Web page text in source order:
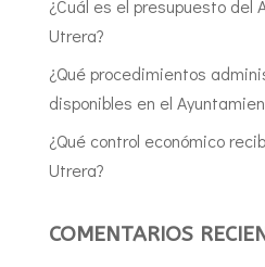
¿Cuál es el presupuesto del
Utrera?
¿Qué procedimientos
disponibles en el
¿Qué control económico
Utrera?
COMENTARIOS